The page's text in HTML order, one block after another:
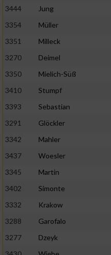
3444
Jung
3354
Müller
3351
Milleck
3270
Deimel
3350
Mielich-Süß
3410
Stumpf
3393
Sebastian
3291
Glöckler
3342
Mahler
3437
Woesler
3345
Martin
3402
Simonte
3332
Krakow
3288
Garofalo
3277
Dzeyk